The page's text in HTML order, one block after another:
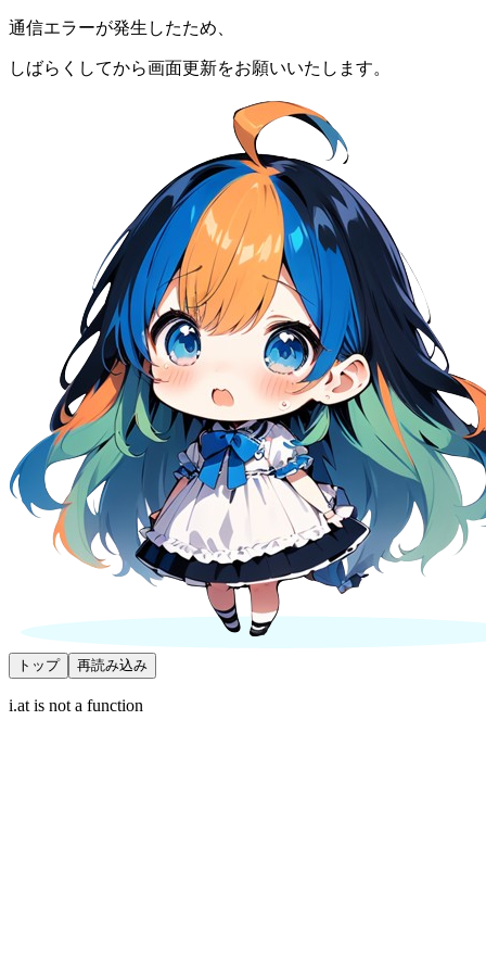
通信エラーが発生したため、
しばらくしてから画面更新をお願いいたします。
トップ 再読み込み
i.at is not a function